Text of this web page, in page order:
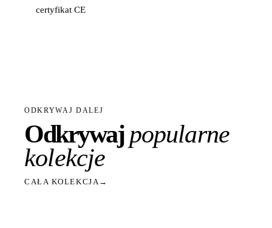
certyfikat CE
ODKRYWAJ DALEJ
Odkrywajpopularne
kolekcje
CAŁA KOLEKCJA→